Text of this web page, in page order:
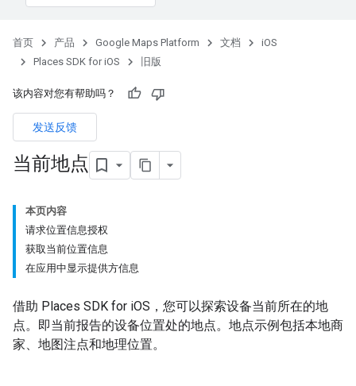
首页 产品 Google Maps Platform 文档
iOS
Places SDK for iOS
旧版
该内容对您有帮助吗？
发送反馈
当前地点
本页内容
请求位置信息授权
获取当前位置信息
在应用中显示提供方信息
借助 Places SDK for iOS，您可以探索设备当前所在的地
点。即当前报告的设备位置处的地点。地点示例包括本地商
家、地图注点和地理位置。